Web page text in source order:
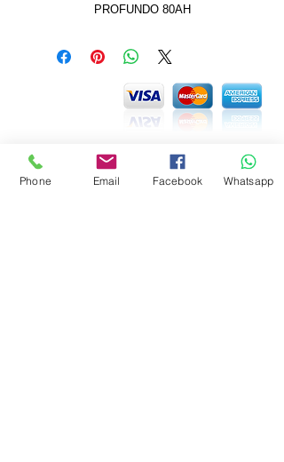
PROFUNDO 80AH
Phone Email Facebook Whatsapp